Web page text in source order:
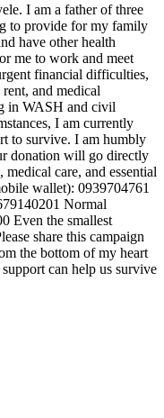
I am a father of three
to provide for my family
have other health
me to work and meet
financial difficulties,
and medical
in WASH and civil
I am currently
to survive. I am humbly
donation will go directly
care, and essential
wallet): 0939704761
Normal
Even the smallest
share this campaign
the bottom of my heart
can help us survive